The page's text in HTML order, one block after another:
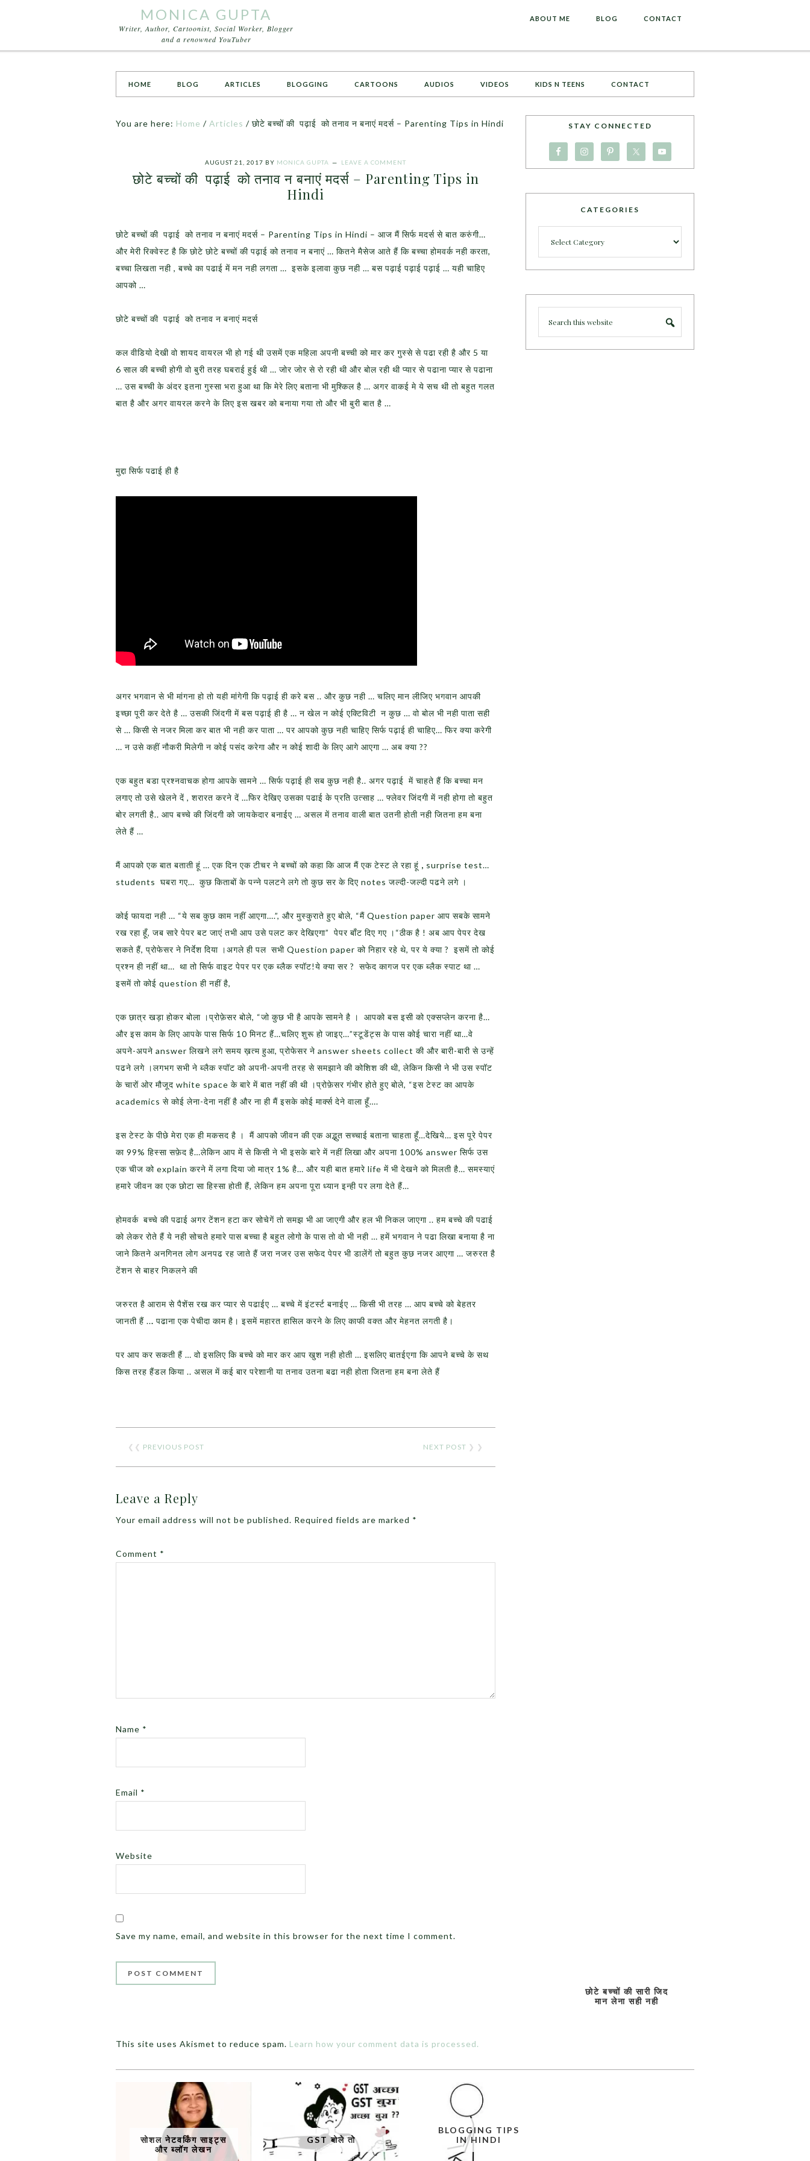
MONICA GUPTA
Writer, Author, Cartoonist, Social Worker, Blogger
and a renowned YouTuber
ABOUT ME BLOG CONTACT
HOME BLOG ARTICLES BLOGGING CARTOONS AUDIOS VIDEOS KIDS N TEENS CONTACT
You are here: Home / Articles / छोटे बच्चों की पढ़ाई को तनाव न बनाएं मदर्स – Parenting Tips in Hindi
AUGUST 21, 2017 BY MONICA GUPTA LEAVE A COMMENT
छोटे बच्चों की पढ़ाई को तनाव न बनाएं मदर्स – Parenting Tips in
Hindi
छोटे बच्चों की पढ़ाई को तनाव न बनाएं मदर्स – Parenting Tips in Hindi – आज मैं सिर्फ मदर्स से बात करुंगी…
और मेरी रिक्वेस्ट है कि छोटे छोटे बच्चों की पढ़ाई को तनाव न बनाएं … कितने मैसेज आते हैं कि बच्चा होमवर्क नही करता,
बच्चा लिखता नही , बच्चे का पढाई में मन नही लगता … इसके इलावा कुछ नही … बस पढ़ाई पढ़ाई पढ़ाई … यही चाहिए
आपको …
छोटे बच्चों की पढ़ाई को तनाव न बनाएं मदर्स
कल वीडियो देखी वो शायद वायरल भी हो गई थी उसमें एक महिला अपनी बच्ची को मार कर गुस्से से पढा रही है और 5 या
6 साल की बच्ची होगी वो बुरी तरह घबराई हुई थी … जोर जोर से रो रही थी और बोल रही थी प्यार से पढाना प्यार से पढाना
… उस बच्ची के अंदर इतना गुस्सा भरा हुआ था कि मेरे लिए बताना भी मुश्किल है … अगर वाकई मे ये सच थी तो बहुत गलत
बात है और अगर वायरल करने के लिए इस खबर को बनाया गया तो और भी बुरी बात है …
मुद्दा सिर्फ पढाई ही है
अगर भगवान से भी मांगना हो तो यही मांगेगी कि पढ़ाई ही करे बस .. और कुछ नही … चलिए मान लीजिए भगवान आपकी
इच्छा पूरी कर देते है … उसकी जिंदगी में बस पढ़ाई ही है … न खेल न कोई एक्टिविटी न कुछ … वो बोल भी नही पाता सही
से … किसी से नजर मिला कर बात भी नही कर पाता … पर आपको कुछ नही चाहिए सिर्फ पढ़ाई ही चाहिए… फिर क्या करेगी
… न उसे कहीं नौकरी मिलेगी न कोई पसंद करेगा और न कोई शादी के लिए आगे आएगा … अब क्या ??
एक बहुत बडा प्रश्नवाचक होगा आपके सामने … सिर्फ पढ़ाई ही सब कुछ नही है.. अगर पढ़ाई में चाहते हैं कि बच्चा मन
लगाए तो उसे खेलने दें , शरारत करने दें …फिर देखिए उसका पढाई के प्रति उत्साह … फ्लेवर जिंदगी में नही होगा तो बहुत
बोर लगती है.. आप बच्चे की जिंदगी को जायकेदार बनाईए … असल में तनाव वाली बात उतनी होती नही जितना हम बना
लेते हैं …
मैं आपको एक बात बताती हूं … एक दिन एक टीचर ने बच्चों को कहा कि आज मैं एक टेस्ट ले रहा हूं , surprise test…
students घबरा गए… कुछ किताबों के पन्ने पलटने लगे तो कुछ सर के दिए notes जल्दी-जल्दी पढने लगे ।
कोई फायदा नही … “ये सब कुछ काम नहीं आएगा….”, और मुस्कुराते हुए बोले, “मैं Question paper आप सबके सामने
रख रहा हूँ, जब सारे पेपर बट जाएं तभी आप उसे पलट कर देखिएगा” पेपर बाँट दिए गए ।“ठीक है ! अब आप पेपर देख
सकते हैं, प्रोफेसर ने निर्देश दिया ।अगले ही पल सभी Question paper को निहार रहे थे, पर ये क्या ? इसमें तो कोई
प्रश्न ही नहीं था… था तो सिर्फ वाइट पेपर पर एक ब्लैक स्पॉट!ये क्या सर ? सफेद कागज पर एक ब्लैक स्पाट था …
इसमें तो कोई question ही नहीं है,
एक छात्र खड़ा होकर बोला ।प्रोफ़ेसर बोले, “जो कुछ भी है आपके सामने है । आपको बस इसी को एक्सप्लेन करना है…
और इस काम के लिए आपके पास सिर्फ 10 मिनट हैं…चलिए शुरू हो जाइए…”स्टूडेंट्स के पास कोई चारा नहीं था…वे
अपने-अपने answer लिखने लगे समय ख़त्म हुआ, प्रोफेसर ने answer sheets collect की और बारी-बारी से उन्हें
पढने लगे ।लगभग सभी ने ब्लैक स्पॉट को अपनी-अपनी तरह से समझाने की कोशिश की थी, लेकिन किसी ने भी उस स्पॉट
के चारों ओर मौजूद white space के बारे में बात नहीं की थी ।प्रोफ़ेसर गंभीर होते हुए बोले, “इस टेस्ट का आपके
academics से कोई लेना-देना नहीं है और ना ही मैं इसके कोई मार्क्स देने वाला हूँ….
इस टेस्ट के पीछे मेरा एक ही मकसद है । मैं आपको जीवन की एक अद्भुत सच्चाई बताना चाहता हूँ…देखिये… इस पूरे पेपर
का 99% हिस्सा सफ़ेद है…लेकिन आप में से किसी ने भी इसके बारे में नहीं लिखा और अपना 100% answer सिर्फ उस
एक चीज को explain करने में लगा दिया जो मात्र 1% है… और यही बात हमारे life में भी देखने को मिलती है… समस्याएं
हमारे जीवन का एक छोटा सा हिस्सा होती हैं, लेकिन हम अपना पूरा ध्यान इन्ही पर लगा देते हैं…
होमवर्क बच्चे की पढाई अगर टेंशन हटा कर सोचेगें तो समझ भी आ जाएगी और हल भी निकल जाएगा .. हम बच्चे की पढाई
को लेकर रोते हैं ये नही सोचते हमारे पास बच्चा है बहुत लोगो के पास तो वो भी नही … हमें भगवान ने पढा लिखा बनाया है ना
जाने कितने अनगिनत लोग अनपढ रह जाते हैं जरा नजर उस सफेद पेपर भी डालेंगें तो बहुत कुछ नजर आएगा … जरुरत है
टेंशन से बाहर निकलने की
जरुरत है आराम से पैशेंस रख कर प्यार से पढाईए … बच्चे में इंटर्स्ट बनाईए … किसी भी तरह … आप बच्चे को बेहतर
जानती हैं ... पढाना एक पेचीदा काम है। इसमें महारत हासिल करने के लिए काफी वक्‍त और मेहनत लगती है।
पर आप कर सकती हैं … वो इसलिए कि बच्चे को मार कर आप खुश नही होती … इसलिए बातईएगा कि आपने बच्चे के सथ
किस तरह हैंडल किया .. असल में कई बार परेशानी या तनाव उतना बढा नही होता जितना हम बना लेते हैं
❮❮ PREVIOUS POST NEXT POST ❯ ❯
Leave a Reply
Your email address will not be published. Required fields are marked *
Comment *
Name *
Email *
Website
Save my name, email, and website in this browser for the next time I comment.
This site uses Akismet to reduce spam. Learn how your comment data is processed.
STAY CONNECTED
CATEGORIES
छोटे बच्चों की सारी जिद
मान लेना सही नही
BLOGGING TIPS
IN HINDI
GST बोले तो
सोशल नेटवर्किंग साइट्स
और ब्लॉग लेखन